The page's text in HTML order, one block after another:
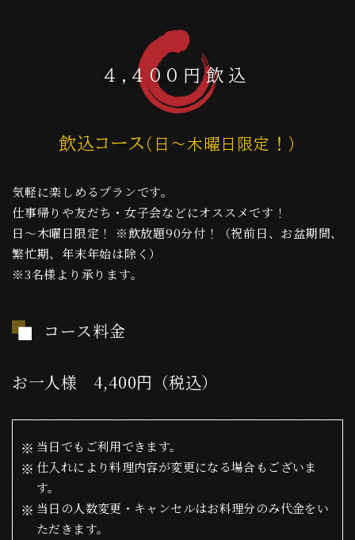
４,4００円飲込
飲込コース （日～木曜日限定！）
気軽に楽しめるプランです。
仕事帰りや友だち・女子会などにオススメです！
日〜木曜日限定！ ※飲放題90分付！（祝前日、お盆期間、
繁忙期、年末年始は除く）
※3名様より承ります。
コース料金
お一人様 4,400円（税込）
当日でもご利用できます。
仕入れにより料理内容が変更になる場合もございま
す。
当日の人数変更・キャンセルはお料理分のみ代金をい
ただきます。